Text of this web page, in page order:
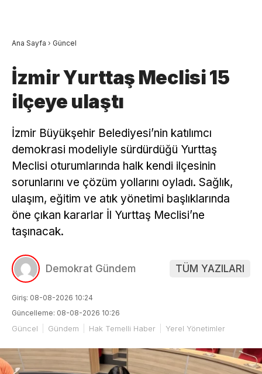
Ana Sayfa › Güncel
İzmir Yurttaş Meclisi 15
ilçeye ulaştı
İzmir Büyükşehir Belediyesi’nin katılımcı
demokrasi modeliyle sürdürdüğü Yurttaş
Meclisi oturumlarında halk kendi ilçesinin
sorunlarını ve çözüm yollarını oyladı. Sağlık,
ulaşım, eğitim ve atık yönetimi başlıklarında
öne çıkan kararlar İl Yurttaş Meclisi’ne
taşınacak.
Demokrat Gündem TÜM YAZILARI
Giriş: 08-08-2026 10:24
Güncelleme: 08-08-2026 10:26
Güncel Gündem Hak Temelli Haber Yerel Yönetimler